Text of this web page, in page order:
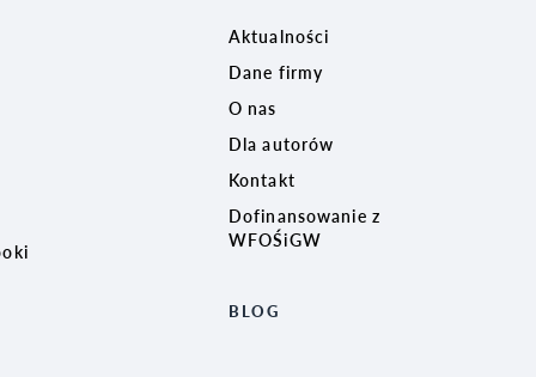
Aktualności
Dane firmy
O nas
Dla autorów
Kontakt
Dofinansowanie z
WFOŚiGW
BLOG